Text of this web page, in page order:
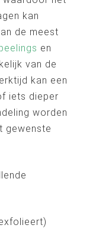
kan
de meest
en
van de
kan een
iets dieper
worden
gewenste